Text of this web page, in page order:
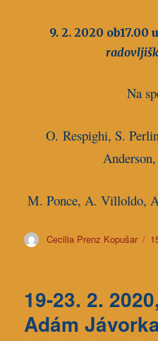
9. 2. 2020 ob17.00
Na
O. Respighi, S.
M. Ponce, A. Villoldo,
Avtor
Cecilia Prenz Kopušar
19-23. 2.
Adám